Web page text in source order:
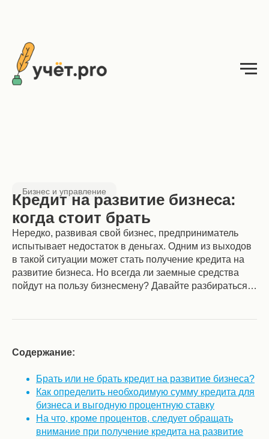
Бизнес и управление
Кредит на развитие бизнеса:
когда стоит брать
Нередко, развивая свой бизнес, предприниматель
испытывает недостаток в деньгах. Одним из выходов
в такой ситуации может стать получение кредита на
развитие бизнеса. Но всегда ли заемные средства
пойдут на пользу бизнесмену? Давайте разбираться…
Содержание:
Брать или не брать кредит на развитие бизнеса?
Как определить необходимую сумму кредита для
бизнеса и выгодную процентную ставку
На что, кроме процентов, следует обращать
внимание при получение кредита на развитие